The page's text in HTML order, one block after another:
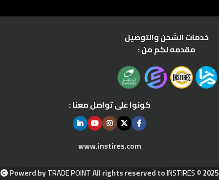
خدمات الشحن والتوصيل
مقدمه لكم من :
كونوا على تواصل معنا :
www.instires.com
Powerd byTRADE POINTAll rights reserved toINSTIRES© 2025